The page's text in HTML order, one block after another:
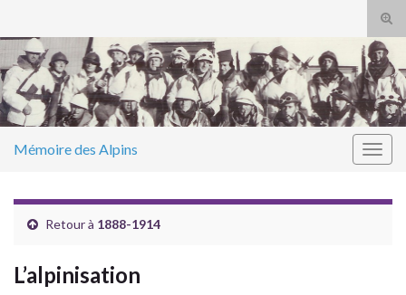
Search for:
Mémoire des Alpins
Retour à 1888-1914
L’alpinisation